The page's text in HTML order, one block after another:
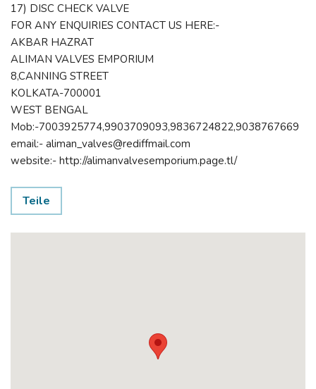
17) DISC CHECK VALVE
FOR ANY ENQUIRIES CONTACT US HERE:-
AKBAR HAZRAT
ALIMAN VALVES EMPORIUM
8,CANNING STREET
KOLKATA-700001
WEST BENGAL
Mob:-7003925774,9903709093,9836724822,9038767669
email:- aliman_valves@rediffmail.com
website:- http://alimanvalvesemporium.page.tl/
Teile